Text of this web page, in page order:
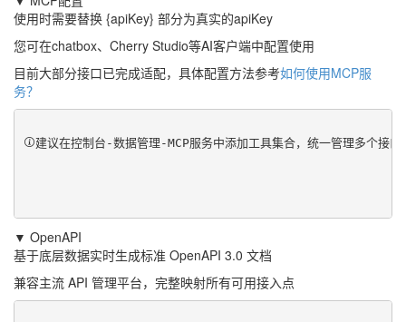
使用时需要替换 {apiKey} 部分为真实的apiKey
您可在chatbox、Cherry Studio等AI客户端中配置使用
目前大部分接口已完成适配，具体配置方法参考如何使用MCP服
务？
建议在控制台-数据管理-MCP服务中添加工具集合，统一管理多个接口
▼ OpenAPI
基于底层数据实时生成标准 OpenAPI 3.0 文档
兼容主流 API 管理平台，完整映射所有可用接入点